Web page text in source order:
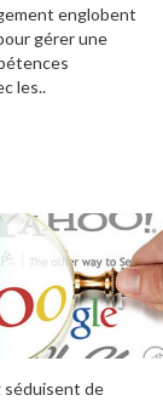
englobent
gérer une
les..
séduisent de